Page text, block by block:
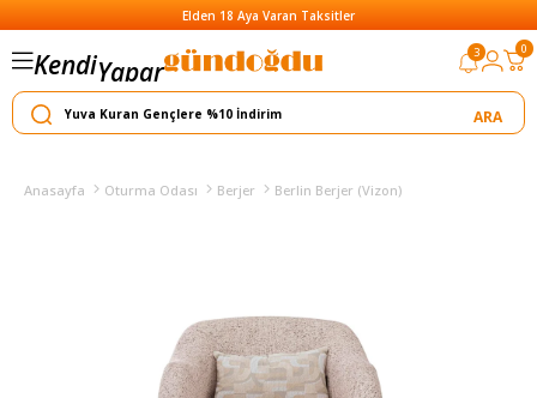
Elden 18 Aya Varan Taksitler
KendiYapar
Satar
3 0
Anasayfa Oturma Odası Berjer Berlin Berjer (Vizon)